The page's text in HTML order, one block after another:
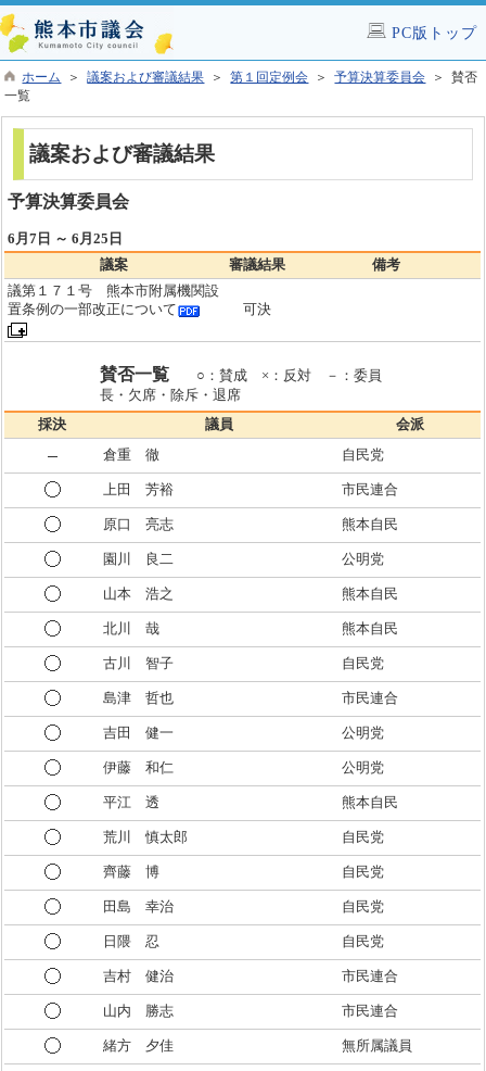
PC版トップ
ホーム ＞議案および審議結果 ＞第１回定例会 ＞予算決算委員会 ＞ 賛否
一覧
議案および審議結果
予算決算委員会
6月7日 ～ 6月25日
議案
審議結果
備考
議第１７１号 熊本市附属機関設
置条例の一部改正について
可決
賛否一覧
○：賛成 ×：反対 －：委員
長・欠席・除斥・退席
採決 議員
会派
倉重 徹
自民党
上田 芳裕 市民連合
原口 亮志 熊本自民
園川 良二 公明党
山本 浩之 熊本自民
北川 哉 熊本自民
古川 智子 自民党
島津 哲也 市民連合
吉田 健一 公明党
伊藤 和仁 公明党
平江 透 熊本自民
荒川 慎太郎 自民党
齊藤 博 自民党
田島 幸治 自民党
日隈 忍 自民党
吉村 健治 市民連合
山内 勝志 市民連合
緒方 夕佳 無所属議員